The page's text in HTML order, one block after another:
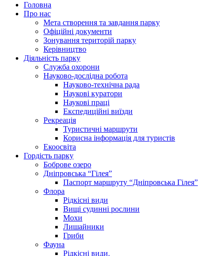
Головна
Про нас
Мета створення та завдання парку
Офіційні документи
Зонування територій парку
Керівництво
Діяльність парку
Служба охорони
Науково-дослідна робота
Науково-технічна рада
Наукові куратори
Наукові праці
Експедиційні виїзди
Рекреація
Туристичні маршрути
Корисна інформація для туристів
Екоосвіта
Гордість парку
Боброве озеро
Дніпровська “Гілея”
Паспорт маршруту “Дніпровська Гілея”
Флора
Рідкісні види
Вищі судинні рослини
Мохи
Лишайники
Гриби
Фауна
Рідкісні види.